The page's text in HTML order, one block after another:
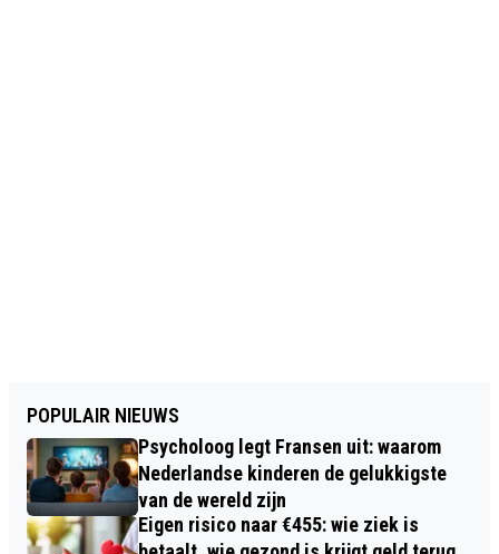
POPULAIR NIEUWS
Psycholoog legt Fransen uit: waarom
Nederlandse kinderen de gelukkigste
van de wereld zijn
Eigen risico naar €455: wie ziek is